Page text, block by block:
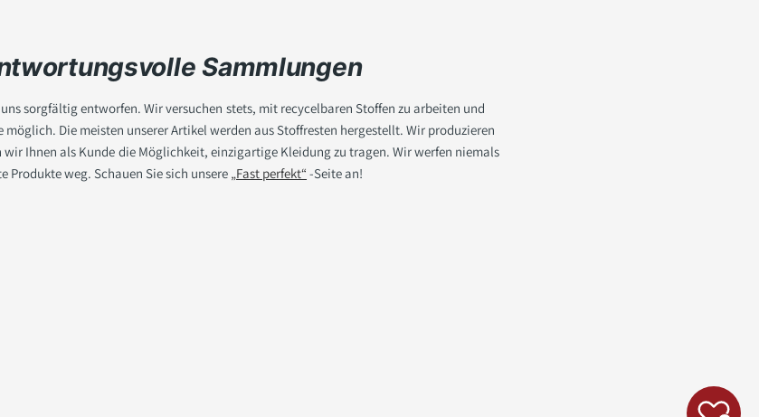
Sammlungen
sorgfältig entworfen. Wir versuchen stets, mit recycelbaren Stoffen zu arbeiten und
Die meisten unserer Artikel werden aus Stoffresten hergestellt. Wir produzieren
wir Ihnen als Kunde die Möglichkeit, einzigartige Kleidung zu tragen. Wir werfen niemals
Produkte weg. Schauen Sie sich unsere „Fast perfekt“ -Seite an!